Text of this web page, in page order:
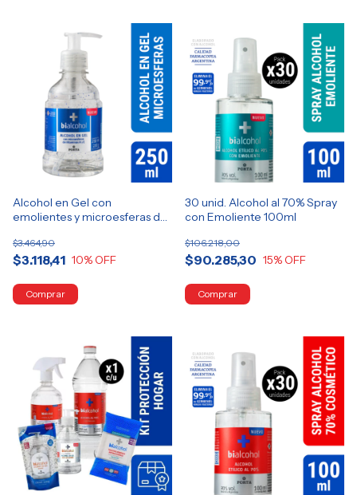
Alcohol en Gel con
emolientes y microesferas de
$3.118,41
$3.464,90
10% OFF
30 unid. Alcohol al 70% Spray
con Emoliente 100ml
$90.285,30
$106.218,00
15% OFF